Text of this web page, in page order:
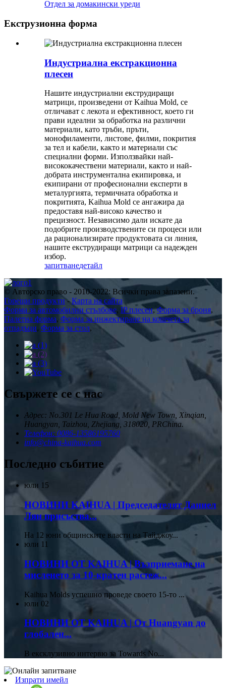
Отдел за домакински уреди
Екструзионна форма
Индустриална екстракционна
плесен
Нашите индустриални екструдиращи
матрици, произведени от Kaihua Mold, се
отличават с лекота и ефективност, което ги
прави идеални за обработка на различни
материали, като тръби, пръти,
монофиламенти, листове, филми, покрития
за тел и кабели, както и материали със
специални форми. Използвайки най-
висококачествени материали, както и най-
добрата инструментална екипировка, и
екипирани от професионални експерти в
металургията, термичната обработка и
покритията, Kaihua Mold се ангажира да
предоставя най-високо качество и
прецизност. Независимо дали искате да
подобрите производствените си процеси или
да рационализирате продуктовата си линия,
нашите екструдиращи матрици са надежден
избор.
запитванедетайл
© Авторско право - 2010-2022: Всички права запазени.
Горещи продукти-Карта на сайта
Форма за автомобилни стълбове, IP плесен,Форма за броня,
Палетна форма, Форма за инжектиране на кошчета за
отпадъци, Форма за стол,
Свържете се с нас
Адрес: No.301 Le Hua Road, Mold New Town, Xinqian,
Huangyan, Taizhou, Zhejiang, 318020, PRChina.
Телефон: 0086-13586195760
info@china-kaihua.com
Последно събитие
юли 15
НОВИНИ KAIHUA | Председателят Даниел
Лян присъства...
На 12 юни общинските власти на Тайджоу...
юли 11
НОВИНИ ОТ KAIHUA | Възприемане на
мисленето за 10-кратен растеж...
Kaihua Molds успешно проведе своето 15-то ...
юли 02
НОВИНИ ОТ KAIHUA | От Huangyan до
глобален...
В ексклузивно интервю за Towards No...
Изпрати имейл